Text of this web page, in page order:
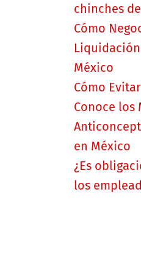
chinches
Cómo
México
Cómo
Conoce los
en México
¿Es
los